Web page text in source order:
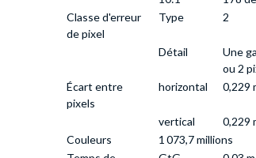
Classe d'erreur
de pixel
Type 2
Détail
Une
ou 2
Écart entre
pixels
horizontal 0,229
vertical
0,229
Couleurs
1 073,7 millions